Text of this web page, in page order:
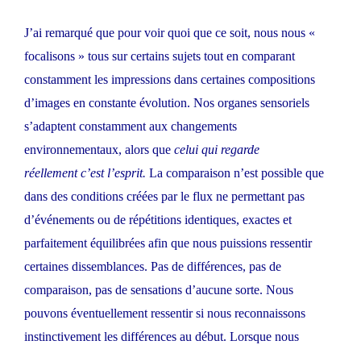
J’ai remarqué que pour voir quoi que ce soit, nous nous «
focalisons » tous sur certains sujets tout en comparant
constamment les impressions dans certaines compositions
d’images en constante évolution. Nos organes sensoriels
s’adaptent constamment aux changements
environnementaux, alors que celui qui regarde
réellement c’estl’esprit. La comparaison n’est possible que
dans des conditions créées par le flux ne permettant pas
d’événements ou de répétitions identiques, exactes et
parfaitement équilibrées afin que nous puissions ressentir
certaines dissemblances. Pas de différences, pas de
comparaison, pas de sensations d’aucune sorte. Nous
pouvons éventuellement ressentir si nous reconnaissons
instinctivement les différences au début. Lorsque nous